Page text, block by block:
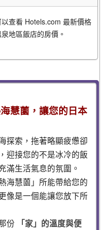
查看 Hotels.com 最新價格
地區飯店的房價。
慧薗，讓您的日本
探索，拖著略顯疲憊卻
迎接您的不是冰冷的飯
滿生活氣息的氛圍。
海慧薗」所能帶給您的
像是一個能讓您放下所
份
「家」的溫度與便